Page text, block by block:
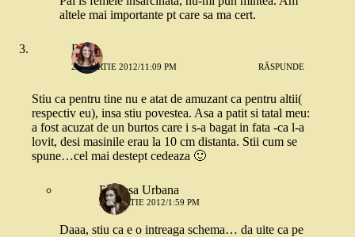
altele mai importante pt care sa ma cert.
Ruk
21 MARTIE 2012/11:09 PM RĂSPUNDE
Stiu ca pentru tine nu e atat de amuzant ca pentru altii(
respectiv eu), insa stiu povestea. Asa a patit si tatal meu:
a fost acuzat de un burtos care i s-a bagat in fata -ca l-a
lovit, desi masinile erau la 10 cm distanta. Stii cum se
spune…cel mai destept cedeaza 🙂
Printesa Urbana
22 MARTIE 2012/1:59 PM
Daaa, stiu ca e o intreaga schema… da uite ca pe